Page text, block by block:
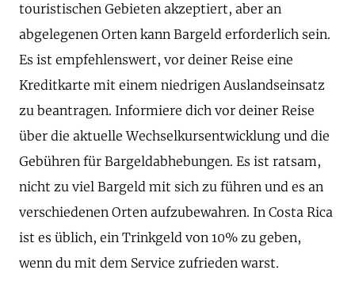
touristischen Gebieten akzeptiert, aber an
abgelegenen Orten kann Bargeld erforderlich sein.
Es ist empfehlenswert, vor deiner Reise eine
Kreditkarte mit einem niedrigen Auslandseinsatz
zu beantragen. Informiere dich vor deiner Reise
über die aktuelle Wechselkursentwicklung und die
Gebühren für Bargeldabhebungen. Es ist ratsam,
nicht zu viel Bargeld mit sich zu führen und es an
verschiedenen Orten aufzubewahren. In Costa Rica
ist es üblich, ein Trinkgeld von 10% zu geben,
wenn du mit dem Service zufrieden warst.